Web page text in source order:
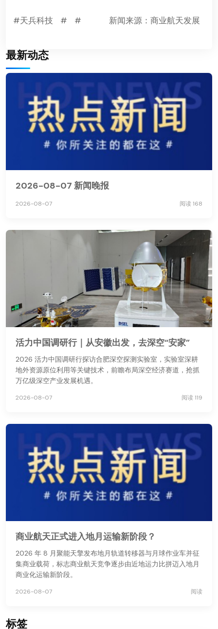
#天兵科技 # # 新闻来源：商业航天发展
最新动态
2026-08-07 新闻晚报
2026-08-07 阅读 168
活力中国调研行｜从安徽出发，去深空“安家”
2026 活力中国调研行探访合肥深空探测实验室，实验室深耕
地外资源原位利用等关键技术，前瞻布局深空经济赛道，抢抓
万亿级深空产业发展机遇。
2026-08-07 阅读 119
商业航天正式进入地月运输新阶段？
2026 年 8 月聚能天擎发布地月轨道转移器与月球作业车并征
集商业载荷，标志商业航天竞争逐步由近地运力比拼迈入地月
商业化运输新阶段。
2026-08-07 阅读
标签